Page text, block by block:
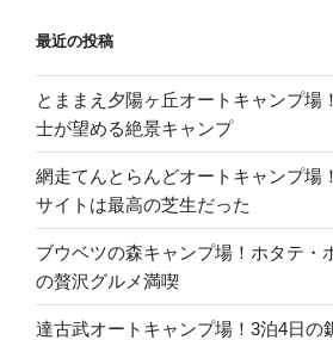
最近の投稿
とままえ夕陽ヶ丘オートキャンプ場
士が望める絶景キャンプ
網走てんとらんどオートキャンプ場
サイトは最高の芝生だった
ブウベツの森キャンプ場！ホタテ・
の贅沢グルメ満喫
達古武オートキャンプ場！3泊4日の